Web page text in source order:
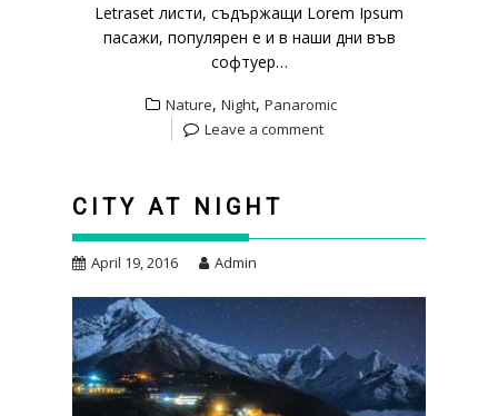
Letraset листи, съдържащи Lorem Ipsum
пасажи, популярен е и в наши дни във
софтуер…
Nature, Night, Panaromic
Leave a comment
CITY AT NIGHT
April 19, 2016 Admin